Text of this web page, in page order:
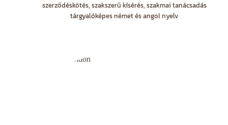
szerződéskötés, szakszerű kísérés, szakmai tanácsadás
tárgyalóképes német és angol nyelv